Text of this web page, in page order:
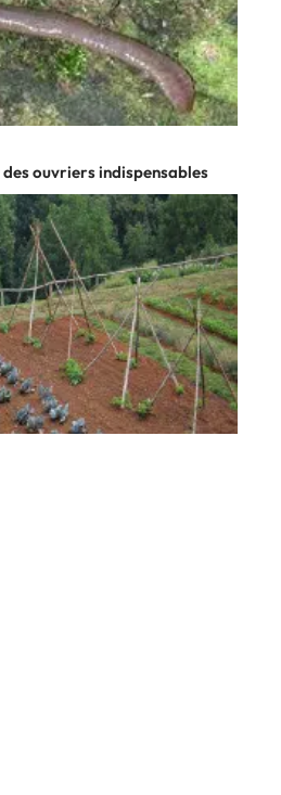
ouvriers indispensables